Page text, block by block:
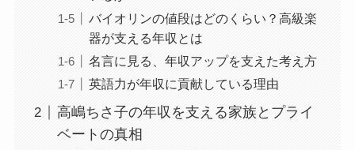
バイオリンの値段はどのくらい？高級楽
器が支える年収とは
名言に見る、年収アップを支えた考え方
英語力が年収に貢献している理由
高嶋ちさ子の年収を支える家族とプライ
ベートの真相